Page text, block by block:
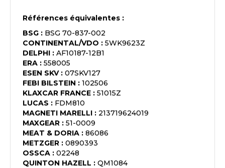
Références équivalentes :
BSG : BSG 70-837-002
CONTINENTAL/VDO : 5WK9623Z
DELPHI : AF10187-12B1
ERA : 558005
ESEN SKV: 07SKV127
FEBI BILSTEIN : 102506
KLAXCAR FRANCE : 51015Z
LUCAS : FDM810
MAGNETI MARELLI : 213719624019
MAXGEAR : 51-0009
MEAT & DORIA : 86086
METZGER : 0890393
OSSCA : 02248
QUINTON HAZELL : QM1084